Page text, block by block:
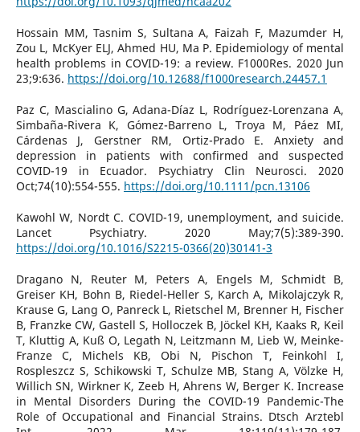
Hossain MM, Tasnim S, Sultana A, Faizah F, Mazumder H,
Zou L, McKyer ELJ, Ahmed HU, Ma P. Epidemiology of mental
health problems in COVID-19: a review. F1000Res. 2020 Jun
23;9:636. https://doi.org/10.12688/f1000research.24457.1
Paz C, Mascialino G, Adana-Díaz L, Rodríguez-Lorenzana A,
Simbaña-Rivera K, Gómez-Barreno L, Troya M, Páez MI,
Cárdenas J, Gerstner RM, Ortiz-Prado E. Anxiety and
depression in patients with confirmed and suspected
COVID-19 in Ecuador. Psychiatry Clin Neurosci. 2020
Oct;74(10):554-555. https://doi.org/10.1111/pcn.13106
Kawohl W, Nordt C. COVID-19, unemployment, and suicide.
Lancet Psychiatry. 2020 May;7(5):389-390.
https://doi.org/10.1016/S2215-0366(20)30141-3
Dragano N, Reuter M, Peters A, Engels M, Schmidt B,
Greiser KH, Bohn B, Riedel-Heller S, Karch A, Mikolajczyk R,
Krause G, Lang O, Panreck L, Rietschel M, Brenner H, Fischer
B, Franzke CW, Gastell S, Holloczek B, Jöckel KH, Kaaks R, Keil
T, Kluttig A, Kuß O, Legath N, Leitzmann M, Lieb W, Meinke-
Franze C, Michels KB, Obi N, Pischon T, Feinkohl I,
Rospleszcz S, Schikowski T, Schulze MB, Stang A, Völzke H,
Willich SN, Wirkner K, Zeeb H, Ahrens W, Berger K. Increase
in Mental Disorders During the COVID-19 Pandemic-The
Role of Occupational and Financial Strains. Dtsch Arztebl